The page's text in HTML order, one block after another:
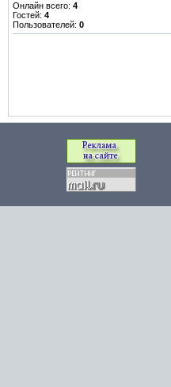
Онлайн всего: 4
Гостей: 4
Пользователей: 0